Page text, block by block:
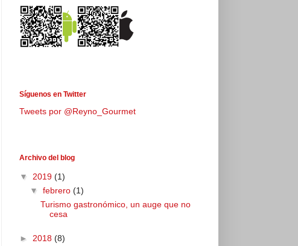
Síguenos en Twitter
Tweets por @Reyno_Gourmet
Archivo del blog
▼ 2019 (1)
▼ febrero (1)
Turismo gastronómico, un auge que no
cesa
► 2018 (8)